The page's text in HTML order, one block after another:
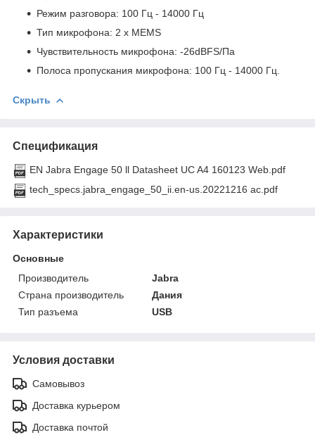
Режим разговора: 100 Гц - 14000 Гц
Тип микрофона: 2 х MEMS
Чувствительность микрофона: -26dBFS/Па
Полоса пропускания микрофона: 100 Гц - 14000 Гц.
Скрыть
Спецификация
EN Jabra Engage 50 ll Datasheet UC A4 160123 Web.pdf
tech_specs.jabra_engage_50_ii.en-us.20221216 ac.pdf
Характеристики
Основные
Производитель
Jabra
Страна производитель
Дания
Тип разъема
USB
Условия доставки
Самовывоз
Доставка курьером
Доставка почтой